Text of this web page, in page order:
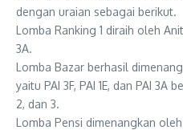
dengan uraian sebagai berikut.
Lomba Ranking 1 diraih oleh
3A.
Lomba Bazar berhasil
yaitu PAI 3F, PAI 1E, dan PAI 3A
2, dan 3.
Lomba Pensi dimenangkan